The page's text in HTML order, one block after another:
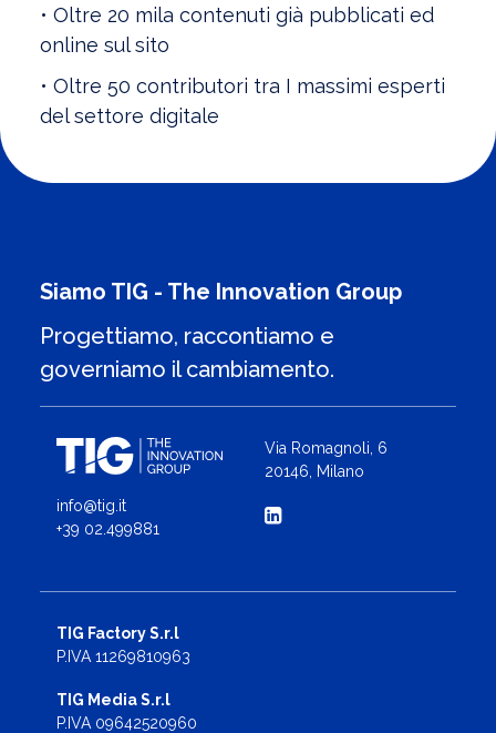
• Oltre 20 mila contenuti già pubblicati ed
online sul sito
• Oltre 50 contributori tra I massimi esperti
del settore digitale
Siamo TIG - The Innovation Group
Progettiamo, raccontiamo e
governiamo il cambiamento.
info@tig.it
+39 02.499881
Via Romagnoli, 6
20146, Milano
TIG Factory S.r.l
P.IVA 11269810963
TIG Media S.r.l
P.IVA 09642520960